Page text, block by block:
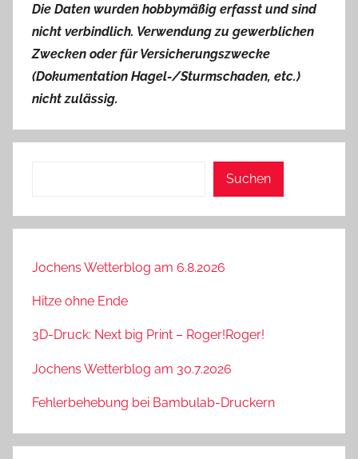
Die Daten wurden hobbymäßig erfasst und sind
nicht verbindlich. Verwendung zu gewerblichen
Zwecken oder für Versicherungszwecke
(Dokumentation Hagel-/Sturmschaden, etc.)
nicht zulässig.
Suchen
Jochens Wetterblog am 6.8.2026
Hitze ohne Ende
3D-Druck: Next big Print – Roger!Roger!
Jochens Wetterblog am 30.7.2026
Fehlerbehebung bei Bambulab-Druckern